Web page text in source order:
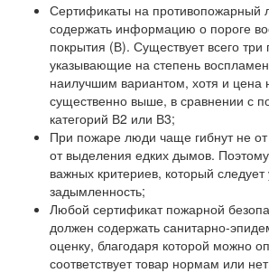
Сертификаты на противопожарный
содержать информацию о пороге
покрытия (В). Существует всего три
указывающие на степень
наилучшим вариантом, хотя и цена
существенно выше, в сравнении с
категорий В2 или В3;
При пожаре люди чаще гибнут не
от выделения едких дымов.
важных критериев, который следует
задымленность;
Любой сертификат пожарной
должен содержать санитарно-
оценку, благодаря которой можно
соответствует товар нормам или